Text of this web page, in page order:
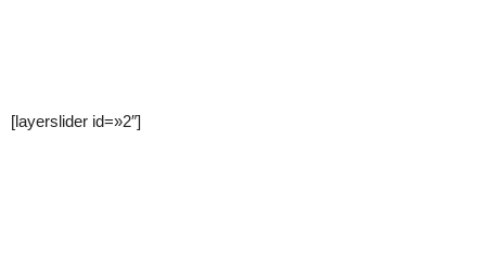
[layerslider id=»2″]